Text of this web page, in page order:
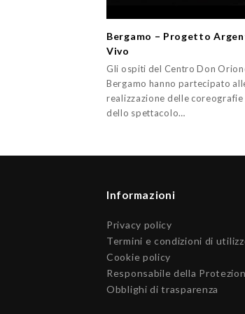
Bergamo – Progetto
Vivo
Gli ospiti del Centro Don
Bergamo hanno partecipato
realizzazione delle coreografie
dello spettacolo…
Informazioni
Privacy policy
Termini e condizioni di
Cookie policy
Responsabile della
Obblighi di trasparenza